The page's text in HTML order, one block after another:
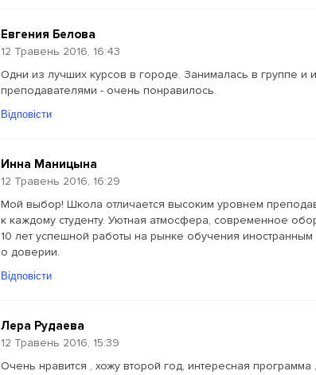
Евгения Белова
12 Травень 2016, 16:43
Одни из лучших курсов в городе. Занималась в группе и
преподавателями - очень понравилось.
Відповісти
Инна Маницына
12 Травень 2016, 16:29
Мой выбор! Школа отличается высоким уровнем
к каждому студенту. Уютная атмосфера, современное
10 лет успешной работы на рынке обучения
о доверии.
Відповісти
Лера Рудаева
12 Травень 2016, 15:39
Очень нравится , хожу второй год, интересная